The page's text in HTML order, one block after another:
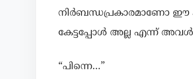
നിർബന്ധപ്രകാരമാണോ ഈ
കേട്ടപ്പോൾ അല്ല എന്ന് അവൾ
“പിന്നെ…”